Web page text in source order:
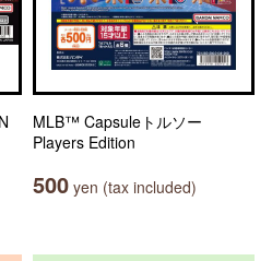
MLB™ Capsuleトルソー
Players Edition
500 yen (tax included)